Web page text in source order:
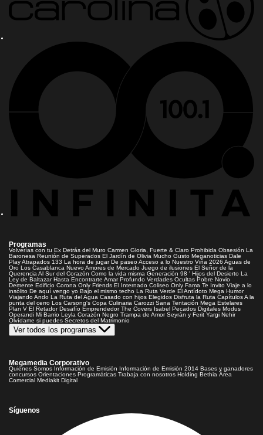
Programas
Volverías con tu Ex Detrás del Muro Carmen Gloria, Fuerte & Claro Prohibida Obsesión La
Baronesa Reunión de Superados El Jardín de Olivia Mucho Gusto Meganoticias Dale
PlayAtrapados 133 La hora de jugar De paseoAcceso a lo Nuestro Viña 2026 Aguas de
Oro Los Casablanca Nuevo Amores de Mercado Juego de ilusiones El Señor de la
Querencia Al Sur del Corazón Como la vida misma Generación 98 ' Hijos del Desierto La
Ley de Baltazar Hasta Encontrarte Amar Profundo Verdades Ocultas Pobre Novio
Demente Edificio Corona Only Friends El Internado Coliseo Only Fama Te Invito Viaje a lo
insólito De aquí vengo yo Bajo el mismo techo La Ruta Verde El Antídoto Mega Humor
Viajando Ando La Ruta del Agua Casado con hijos Elegidos Disfruta la Ruta CapítulosA la
punta del cerro Los Carsong's Copa Culinaria Carozzi Sana Tentación Mega Estelares
Plan V El Retador Desafío Emprendedor The Covers Isabel Pecados Digitales Modus
Operandi Mi Barrio Leyla Corazón Negro Trampa de Amor Seyrán y Ferit Yargi Nehir
Olvídame si puedes Secretos del Matrimonio
Ver todos los programas
Megamedia Corporativo
Quienes Somos Información de Emisión Información de Emisión 2014 Bases y ganadores
concursos Orientaciones Programáticas Trabaja con nosotros Holding Bethia Área
Comercial Mediakit Digital
Síguenos